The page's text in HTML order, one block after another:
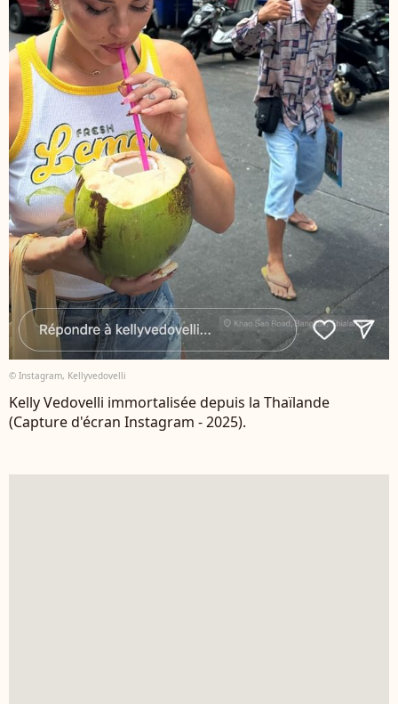
© Instagram, Kellyvedovelli
Kelly Vedovelli immortalisée depuis la Thaïlande
(Capture d'écran Instagram - 2025).